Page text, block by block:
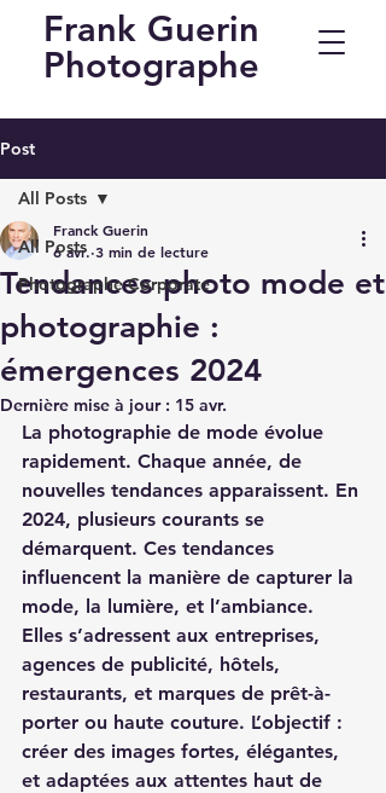
Frank Guerin
Photographe
Post
All Posts
Photographe Corporate
All Posts
Tendances photo mode et
photographie :
émergences 2024
Franck Guerin
6 avr. 3 min de lecture
Dernière mise à jour : 15 avr.
La photographie de mode évolue
rapidement. Chaque année, de
nouvelles tendances apparaissent. En
2024, plusieurs courants se
démarquent. Ces tendances
influencent la manière de capturer la
mode, la lumière, et l’ambiance.
Elles s’adressent aux entreprises,
agences de publicité, hôtels,
restaurants, et marques de prêt-à-
porter ou haute couture. L’objectif :
créer des images fortes, élégantes,
et adaptées aux attentes haut de